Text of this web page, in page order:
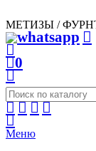
МЕТИЗЫ /
0
Меню